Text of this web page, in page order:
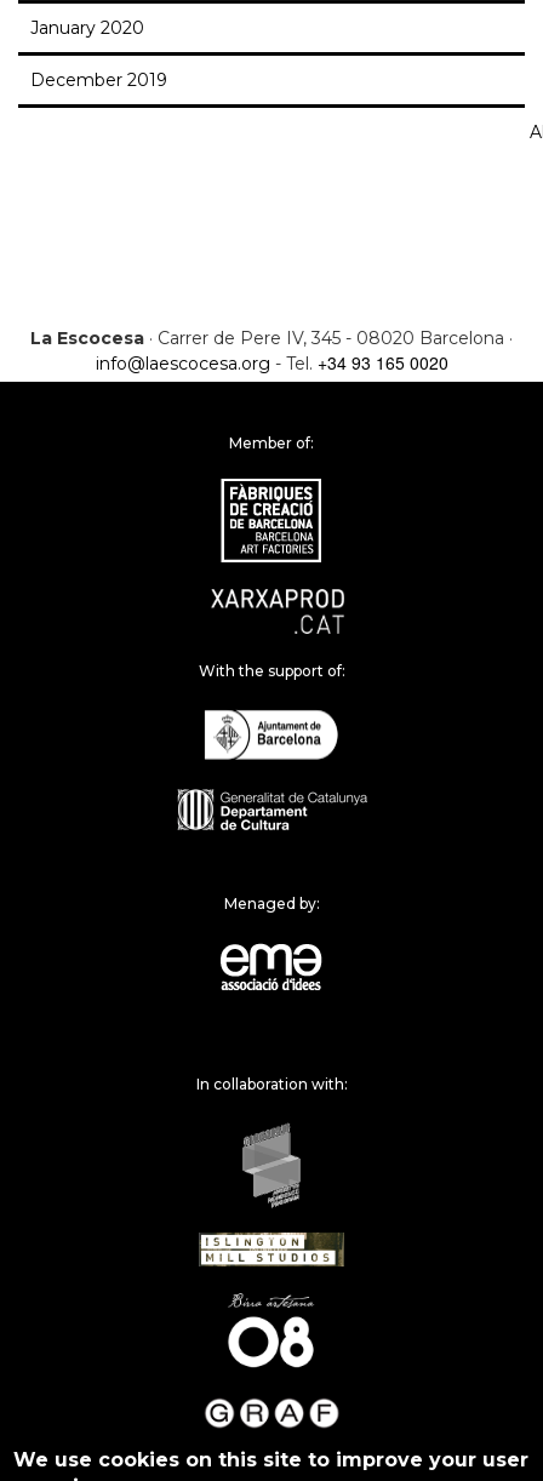
January 2020
December 2019
La Escocesa · Carrer de Pere IV, 345 - 08020 Barcelona ·
info@laescocesa.org - Tel. +34 93 165 0020
Member of:
With the support of:
Menaged by:
In collaboration with:
We use cookies on this site to improve your user